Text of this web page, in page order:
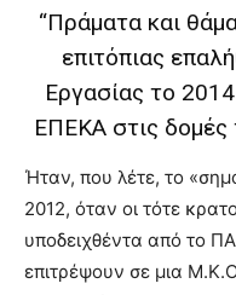
meaning
pornhun
porn
“Πράματα και
επιτόπιας
Εργασίας το
ΕΠΕΚΑ στις δομές
Ήταν, που λέτε, το
2012, όταν οι τότε
υποδειχθέντα από το
επιτρέψουν σε μια